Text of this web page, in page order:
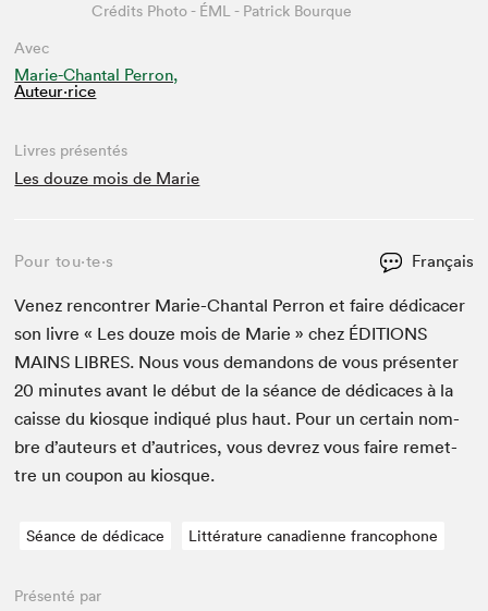
Avec
Marie-Chantal Perron,
Auteur·rice
Crédits Photo - ÉML - Patrick Bourque
Livres présentés
Les douze mois de Marie
Pour tou⋅te⋅s Français
Venez ren­con­tr­er Marie-Chan­tal Per­ron et faire dédi­cac­er
son livre « Les douze mois de Marie » chez ÉDI­TIONS
MAINS LIBRES. Nous vous deman­dons de vous présen­ter
20 min­utes avant le début de la séance de dédi­caces à la
caisse du kiosque indiqué plus haut. Pour un cer­tain nom­
bre d’auteurs et d’autrices, vous devrez vous faire remet­
tre un coupon au kiosque.
Séance de dédicace Littérature canadienne francophone
Présenté par